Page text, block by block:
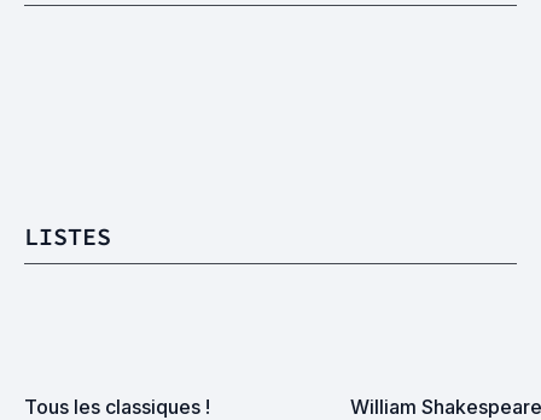
LISTES
Tous les classiques ! William